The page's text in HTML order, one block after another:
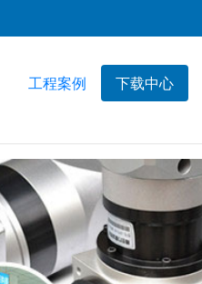
工程案例 下载中心